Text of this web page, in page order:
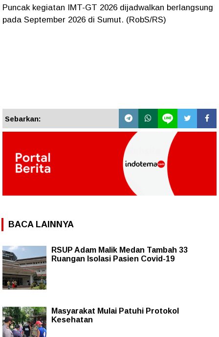
Puncak kegiatan IMT-GT 2026 dijadwalkan berlangsung
pada September 2026 di Sumut. (RobS/RS)
Sebarkan:
BACA LAINNYA
RSUP Adam Malik Medan Tambah 33
Ruangan Isolasi Pasien Covid-19
Masyarakat Mulai Patuhi Protokol
Kesehatan